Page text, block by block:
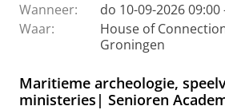
Wanneer:
do 10-09-2026 09:00
Waar:
House of
Groningen
Maritieme archeologie,
ministeries| Senioren